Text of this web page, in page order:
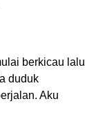
berkicau lalu
duduk
Aku